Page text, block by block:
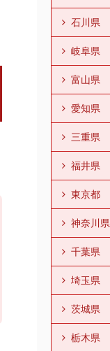
石川県
岐阜県
富山県
愛知県
三重県
福井県
東京都
神奈川県
千葉県
埼玉県
茨城県
栃木県